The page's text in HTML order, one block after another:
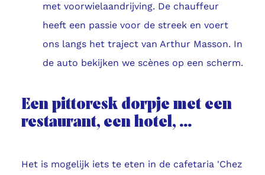
met voorwielaandrijving. De chauffeur
heeft een passie voor de streek en voert
ons langs het traject van Arthur Masson. In
de auto bekijken we scènes op een scherm.
Een pittoresk dorpje met een
restaurant, een hotel, ...
Het is mogelijk iets te eten in de cafetaria 'Chez